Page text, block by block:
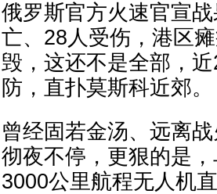
俄罗斯官方火速官宣
亡、28人受伤，港区
毁，这还不是全部，
防，直扑莫斯科近郊。
曾经固若金汤、远离
彻夜不停，更狠的是
3000公里航程无人机